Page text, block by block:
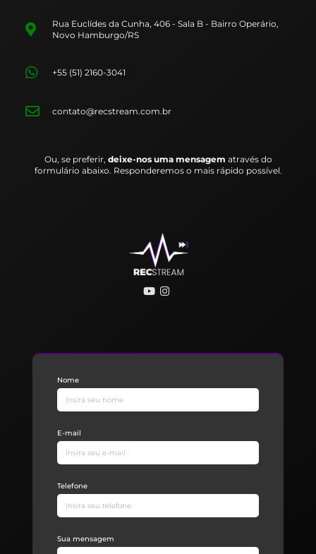
Rua Euclídes da Cunha, 406 - Sala B - Bairro Operário,
Novo Hamburgo/RS
+55 (51) 2160-3041
contato@recstream.com.br
Ou, se preferir, deixe-nos uma mensagem através do
formulário abaixo. Responderemos o mais rápido possível.
Nome
E-mail
Telefone
Sua mensagem